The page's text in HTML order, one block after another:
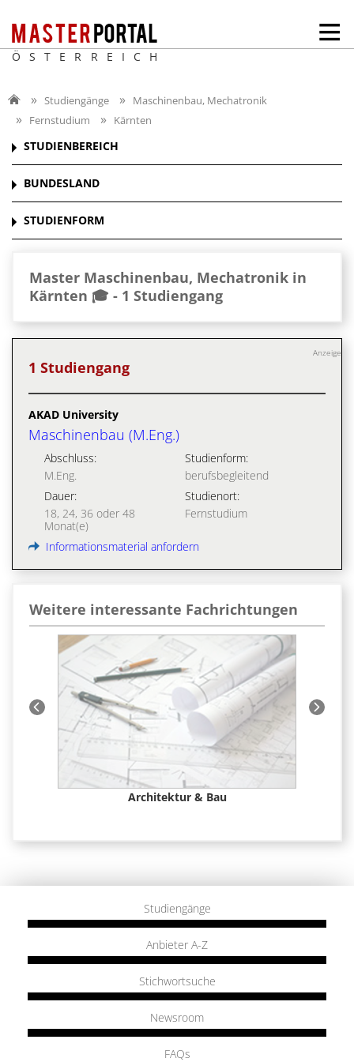
ÖSTERREICH
Studiengänge
Maschinenbau, Mechatronik
Fernstudium
Kärnten
STUDIENBEREICH
BUNDESLAND
STUDIENFORM
Master Maschinenbau, Mechatronik in
Kärnten 🎓 - 1 Studiengang
Anzeige
1 Studiengang
AKAD University
Maschinenbau (M.Eng.)
Abschluss:
M.Eng.
Studienform:
berufsbegleitend
Dauer:
18, 24, 36 oder 48
Monat(e)
Studienort:
Fernstudium
Informationsmaterial anfordern
Weitere interessante Fachrichtungen
Architektur & Bau
Studiengänge
Anbieter A-Z
Stichwortsuche
Newsroom
FAQs